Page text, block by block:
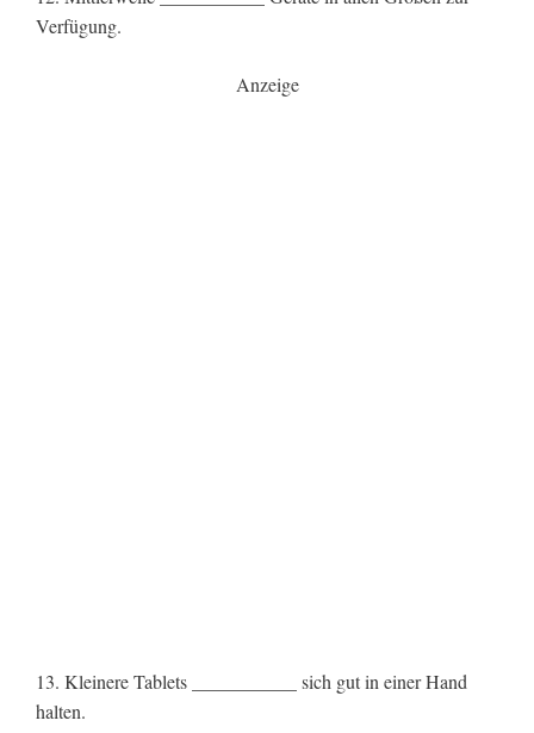
Verfügung.
Anzeige
13. Kleinere Tablets ___________ sich gut in einer Hand
halten.